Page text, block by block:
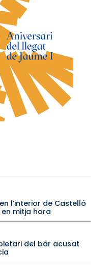
l’interior de Castelló
mitja hora
del bar acusat